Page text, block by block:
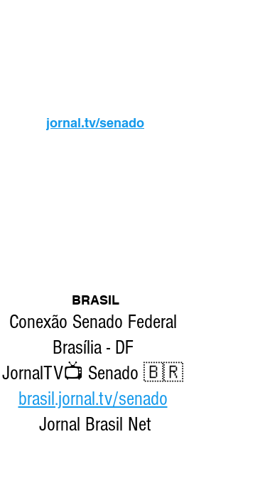
jornal.tv/senado
BRASIL
Conexão Senado Federal
Brasília - DF
JornalTV📺 Senado 🇧🇷
brasil.jornal.tv/senado
Jornal Brasil Net